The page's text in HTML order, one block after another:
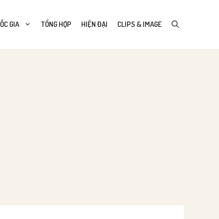
GIA TỔNG HỢP HIỆN ĐẠI CLIPS & IMAGE